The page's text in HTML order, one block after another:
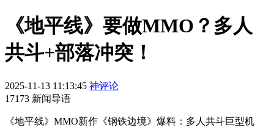
《地平线》要做MMO？多人
共斗+部落冲突！
2025-11-13 11:13:45 神评论
17173 新闻导语
《地平线》MMO新作《钢铁边境》爆料：多人共斗巨型机